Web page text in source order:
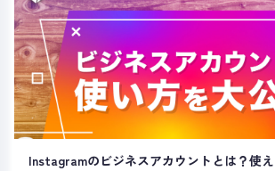
Instagramのビジネスアカウントとは？使